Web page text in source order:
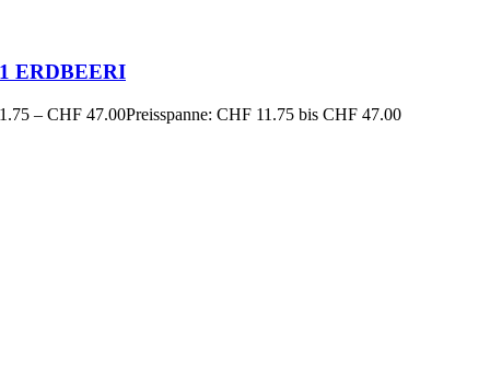
ERDBEERI
– CHF 47.00Preisspanne: CHF 11.75 bis CHF 47.00